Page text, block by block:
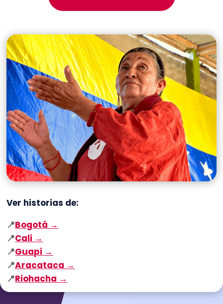
Ver historias de:
📍Bogotá →
📍Cali →
📍Guapi →
📍Aracataca →
📍Riohacha →